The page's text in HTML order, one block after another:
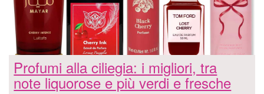
Profumi alla ciliegia: i migliori, tra
note liquorose e più verdi e fresche